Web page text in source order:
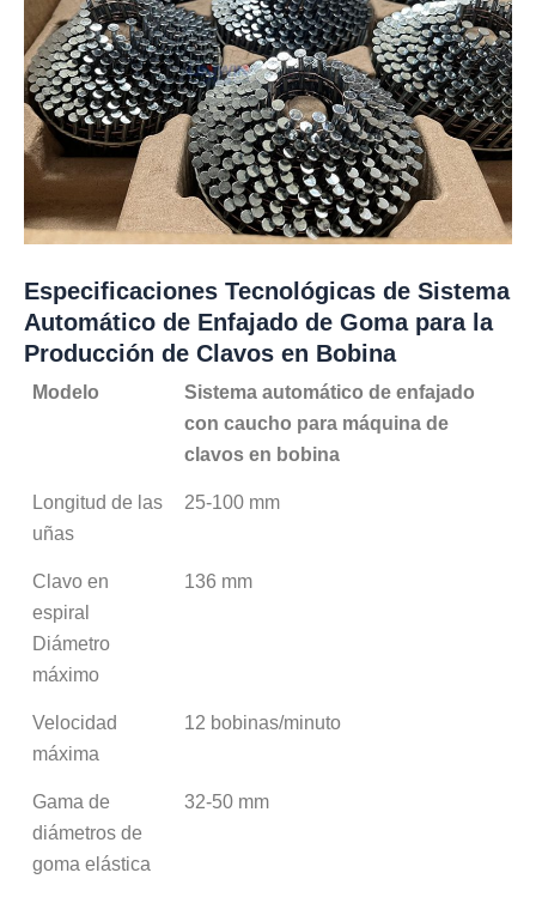
Especificaciones Tecnológicas de Sistema
Automático de Enfajado de Goma para la
Producción de Clavos en Bobina
Modelo
Sistema automático de enfajado
con caucho para máquina de
clavos en bobina
Longitud de las
uñas
25-100 mm
Clavo en
espiral
Diámetro
máximo
136 mm
Velocidad
máxima
12 bobinas/minuto
Gama de
diámetros de
goma elástica
32-50 mm